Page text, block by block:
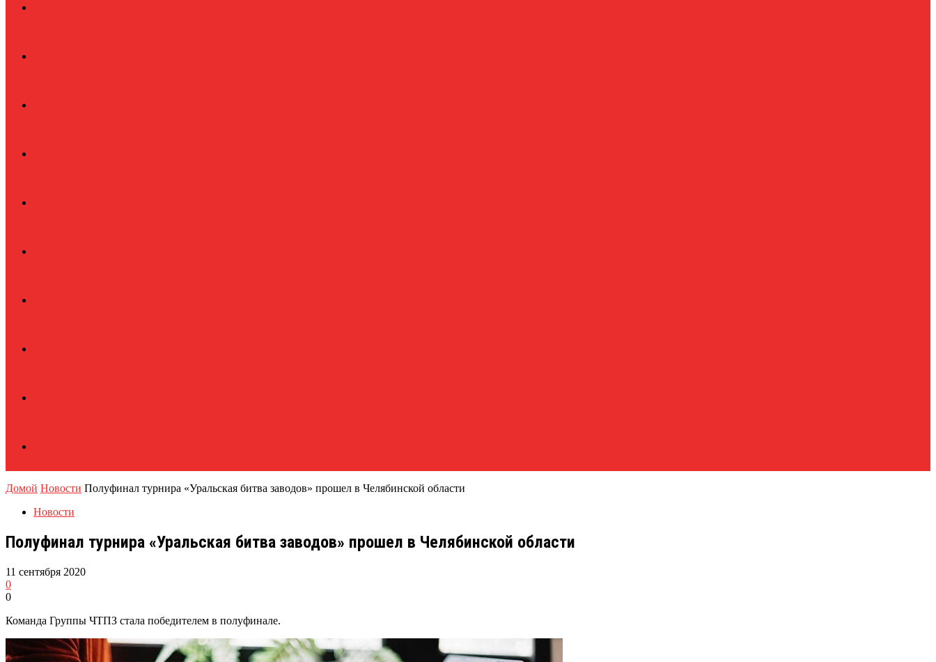
Домой Новости Полуфинал турнира «Уральская битва заводов» прошел в Челябинской области
Новости
Полуфинал турнира «Уральская битва заводов» прошел в Челябинской области
11 сентября 2020
0
0
Команда Группы ЧТПЗ стала победителем в полуфинале.